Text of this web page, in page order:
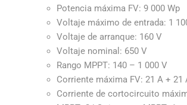
Potencia máxima FV: 9 000 Wp
Voltaje máximo de entrada: 1
Voltaje de arranque: 160 V
Voltaje nominal: 650 V
Rango MPPT: 140 – 1 000 V
Corriente máxima FV: 21 A + 21
Corriente de cortocircuito